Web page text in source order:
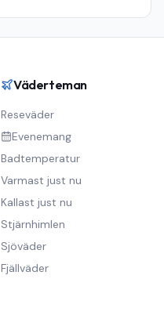
Väderteman
Reseväder
Evenemang
Badtemperatur
Varmast just nu
Kallast just nu
Stjärnhimlen
Sjöväder
Fjällväder